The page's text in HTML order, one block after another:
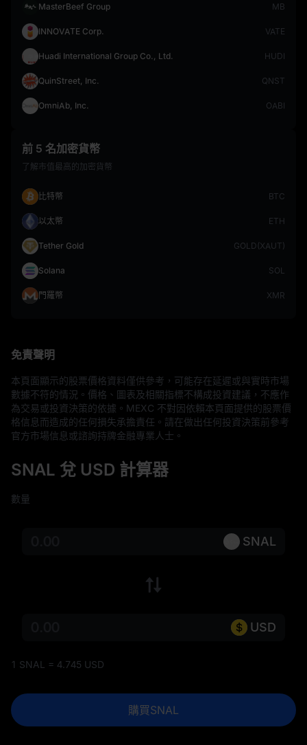
MasterBeef Group MB
INNOVATE Corp. VATE
Huadi International Group Co., Ltd. HUDI
QuinStreet, Inc. QNST
OmniAb, Inc. OABI
前 5 名加密貨幣
了解市值最高的加密貨幣
比特幣 BTC
以太幣 ETH
Tether Gold GOLD(XAUT)
Solana SOL
門羅幣 XMR
免責聲明
本頁面顯示的股票價格資料僅供參考，可能存在延遲或與實時市場
數據不符的情況。價格、圖表及相關指標不構成投資建議，不應作
為交易或投資決策的依據。MEXC 不對因依賴本頁面提供的股票價
格信息而造成的任何損失承擔責任。請在做出任何投資決策前參考
官方市場信息或諮詢持牌金融專業人士。
SNAL 兌 USD 計算器
數量
SNAL
USD
1 SNAL = 4.745 USD
購買SNAL